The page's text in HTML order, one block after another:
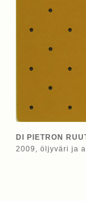
DI PIETRON
2009, öljyväri ja